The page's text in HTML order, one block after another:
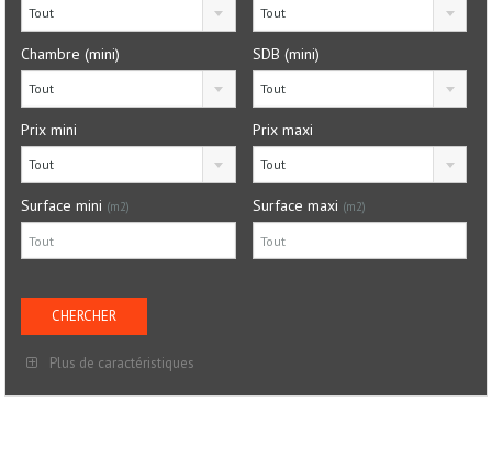
Tout Tout
Chambre (mini)
Tout
SDB (mini)
Tout
Prix mini
Tout
Prix maxi
Tout
Surface mini (m2) Surface maxi (m2)
Plus de caractéristiques